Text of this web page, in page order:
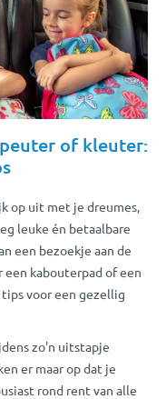
of kleuter:
op uit met je dreumes,
leuke én betaalbare
een bezoekje aan de
kabouterpad of een
voor een gezellig
zo'n uitstapje
er maar op dat je
rond rent van alle